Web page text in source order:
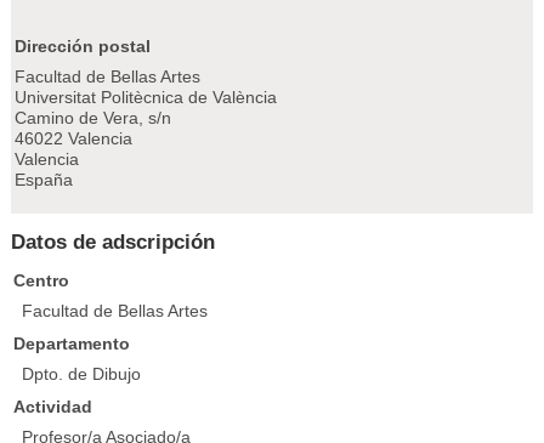
Dirección postal
Facultad de Bellas Artes
Universitat Politècnica de València
Camino de Vera, s/n
46022 Valencia
Valencia
España
Datos de adscripción
Centro
Facultad de Bellas Artes
Departamento
Dpto. de Dibujo
Actividad
Profesor/a Asociado/a